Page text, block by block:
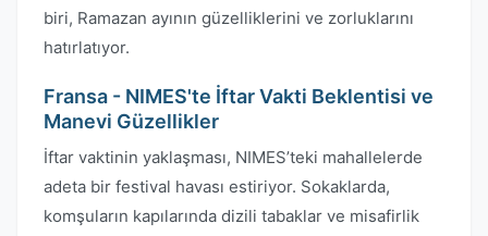
biri, Ramazan ayının güzelliklerini ve zorluklarını
hatırlatıyor.
Fransa - NIMES'te İftar Vakti Beklentisi ve
Manevi Güzellikler
İftar vaktinin yaklaşması, NIMES’teki mahallelerde
adeta bir festival havası estiriyor. Sokaklarda,
komşuların kapılarında dizili tabaklar ve misafirlik